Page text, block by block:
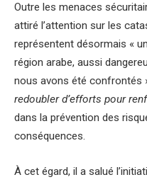
Outre les menaces
attiré l’attention sur les
représentent désormais «
région arabe, aussi
nous avons été confrontés
redoubler d’efforts pour
dans la prévention des
conséquences.
À cet égard, il a salué